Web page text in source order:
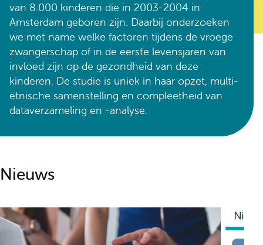
van 8.000 kinderen die in 2003-2004 in
Amsterdam geboren zijn. Daarbij onderzoeken
we met name welke factoren tijdens de vroege
zwangerschap of in de eerste levensjaren van
invloed zijn op de gezondheid van deze
kinderen. De studie is uniek in haar opzet, multi-
etnische samenstelling en compleetheid van
dataverzameling en -analyse.
Nieuws